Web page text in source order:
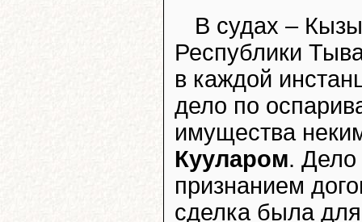
В судах –
Республики
в каждой
дело по
имущества
Кууларом. Дело
признанием
сделка была